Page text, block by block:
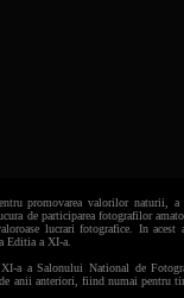
promovarea valorilor
de participarea fotografilor
lucrari fotografice. In acest
Editia a XI-a.
a a Salonului National de
anii anteriori, fiind numai pentru